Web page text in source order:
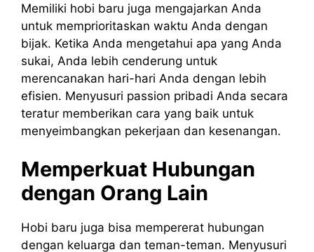
Memiliki hobi baru juga mengajarkan Anda
untuk memprioritaskan waktu Anda dengan
bijak. Ketika Anda mengetahui apa yang Anda
sukai, Anda lebih cenderung untuk
merencanakan hari-hari Anda dengan lebih
efisien. Menyusuri passion pribadi Anda secara
teratur memberikan cara yang baik untuk
menyeimbangkan pekerjaan dan kesenangan.
Memperkuat Hubungan
dengan Orang Lain
Hobi baru juga bisa mempererat hubungan
dengan keluarga dan teman-teman. Menyusuri